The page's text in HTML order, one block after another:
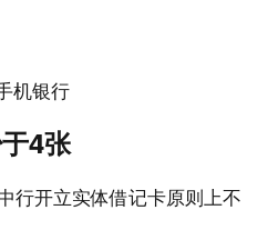
机银行
4张
行开立实体借记卡原则上不